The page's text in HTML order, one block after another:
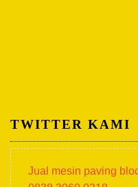
TWITTER KAMI
Jual mesin paving